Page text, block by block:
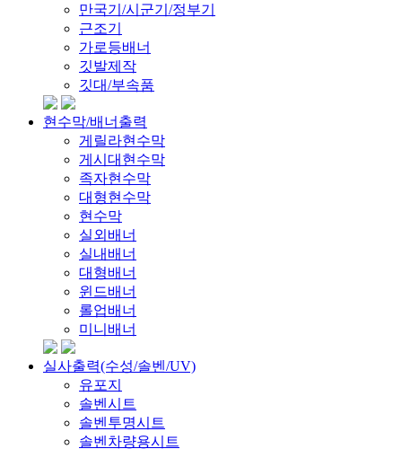
만국기/시군기/정부기
근조기
가로등배너
깃발제작
깃대/부속품
현수막/배너출력
게릴라현수막
게시대현수막
족자현수막
대형현수막
현수막
실외배너
실내배너
대형배너
윈드배너
롤업배너
미니배너
실사출력(수성/솔벤/UV)
유포지
솔벤시트
솔벤투명시트
솔벤차량용시트